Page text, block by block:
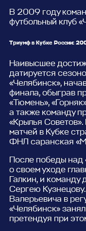
В 2009 году
футбольный клуб
Триумф в Кубке России:
Наивысшее
датируется
«Челябинск»,
финала, обыграв
«Тюмень»,
а также команду
«Крылья
матчей в Кубке
ФНЛ саранская
После победы над
о своем уходе
Галкин, и
Сергею
Валерьевича в
«Челябинск»
претендуя при